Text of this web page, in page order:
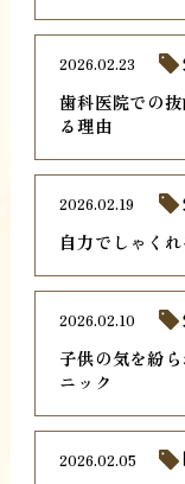
歯科医院での
る理由
2026.02.23
自力でしゃく
2026.02.19
子供の気を紛
ニック
2026.02.10
2026.02.05